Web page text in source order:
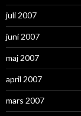
juli 2007
juni 2007
maj 2007
april 2007
mars 2007